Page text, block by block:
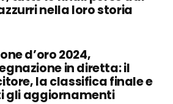
nella loro storia
d’oro 2024,
in diretta: il
la classifica finale e
gli aggiornamenti